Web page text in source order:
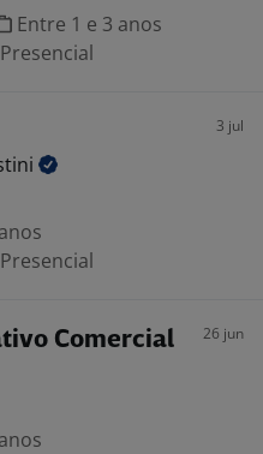
Entre 1 e 3 anos
Presencial
3 jul
Presencial
Comercial 26 jun